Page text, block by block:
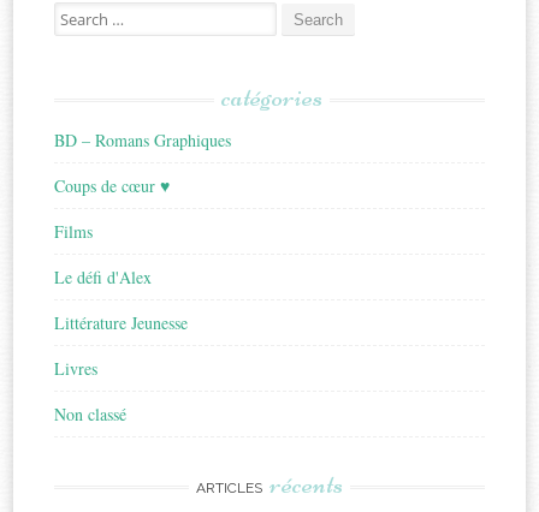
Search
for:
catégories
BD – Romans Graphiques
Coups de cœur ♥
Films
Le défi d'Alex
Littérature Jeunesse
Livres
Non classé
ARTICLES récents